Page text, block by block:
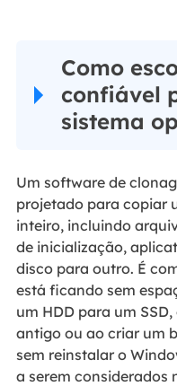
Como
confiável
sistema
Um software de
projetado para copiar
inteiro, incluindo
de inicialização,
disco para outro. É
está ficando sem
um HDD para um
antigo ou ao criar um
sem reinstalar o
a serem considerados